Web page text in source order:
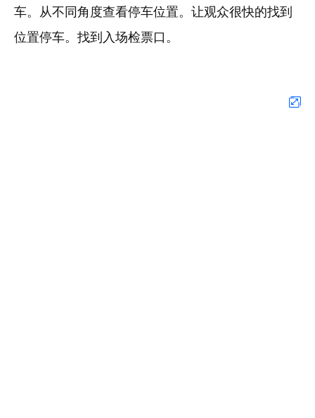
车。从不同角度查看停车位置。让观众很快的找到
位置停车。找到入场检票口。